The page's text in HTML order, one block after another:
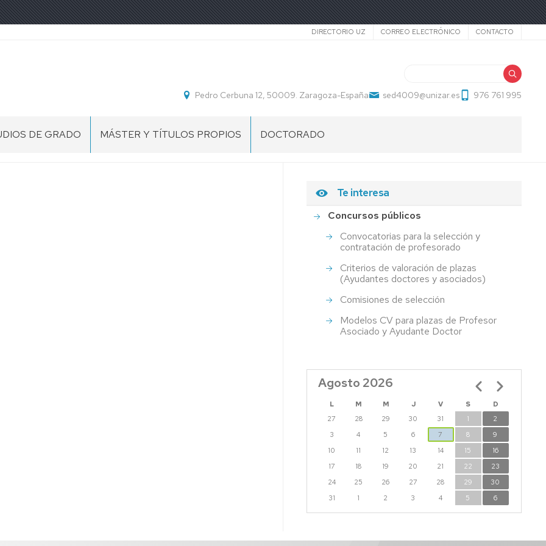
Secundario
DIRECTORIO UZ CORREO ELECTRÓNICO CONTACTO
Pedro Cerbuna 12, 50009. Zaragoza-España sed4009@unizar.es 976 761 995
DE GRADO MÁSTER Y TÍTULOS PROPIOS DOCTORADO
Te interesa
Concursos públicos
Convocatorias para la selección y
contratación de profesorado
Criterios de valoración de plazas
(Ayudantes doctores y asociados)
Comisiones de selección
Modelos CV para plazas de Profesor
Asociado y Ayudante Doctor
Agosto 2026
L M M J V S
D
27
28 29 30 31 1
2
3
4 5 6 7 8
9
10
11 12 13 14 15
16
17
18 19 20 21 22
23
24
25 26 27 28 29
30
31
1 2 3 4 5 6
Paginación